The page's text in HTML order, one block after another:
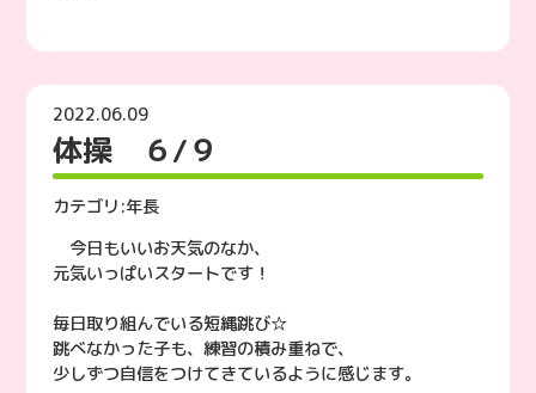
2022.06.09
体操 ６/９
カテゴリ:年長
今日もいいお天気のなか、
元気いっぱいスタートです！
毎日取り組んでいる短縄跳び☆
跳べなかった子も、練習の積み重ねで、
少しずつ自信をつけてきているように感じます。